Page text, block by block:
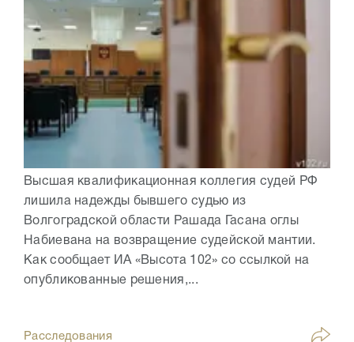
Высшая квалификационная коллегия судей РФ
лишила надежды бывшего судью из
Волгоградской области Рашада Гасана оглы
Набиевана на возвращение судейской мантии.
Как сообщает ИА «Высота 102» со ссылкой на
опубликованные решения,...
Расследования